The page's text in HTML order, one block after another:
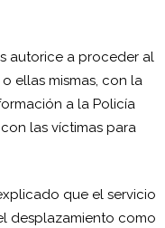
autorice a proceder al
ellas mismas, con la
a la Policía
las víctimas para
que el servicio
desplazamiento como